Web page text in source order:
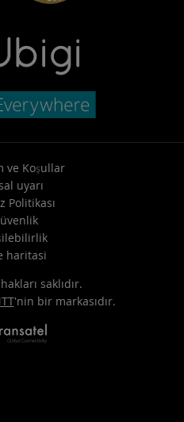
ve Koşullar
uyarı
Politikası
haritasi
saklıdır.
'nin bir markasıdır.